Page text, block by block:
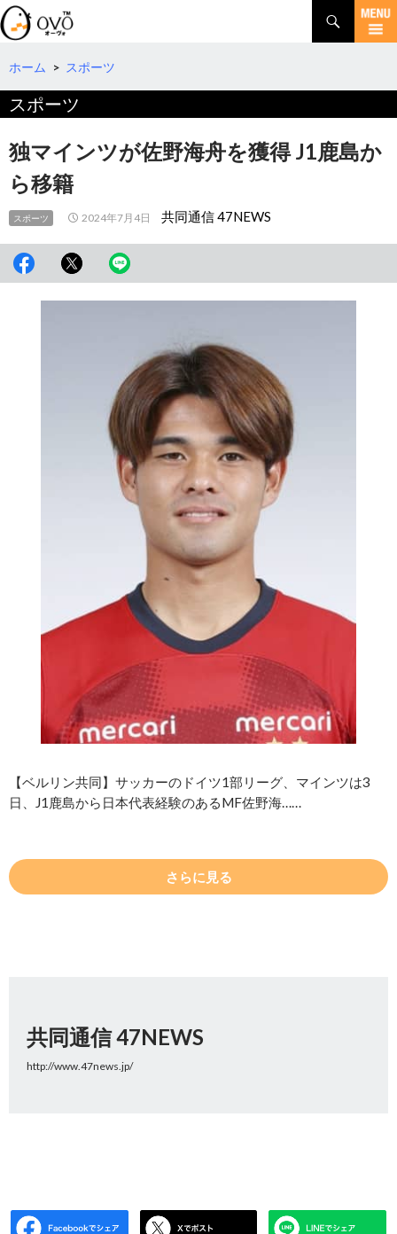
検
索
コ
テ
へ
移
動
ホーム > スポーツ
スポーツ
独マインツが佐野海舟を獲得 J1鹿島か
ら移籍
スポーツ 2024年7月4日 共同通信 47NEWS
【ベルリン共同】サッカーのドイツ1部リーグ、マインツは3
日、J1鹿島から日本代表経験のあるMF佐野海……
さらに見る
共同通信 47NEWS
http://www.47news.jp/